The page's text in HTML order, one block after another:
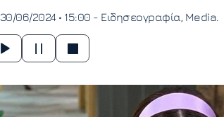
30/06/2024 • 15:00 - Ειδησεογραφία Media